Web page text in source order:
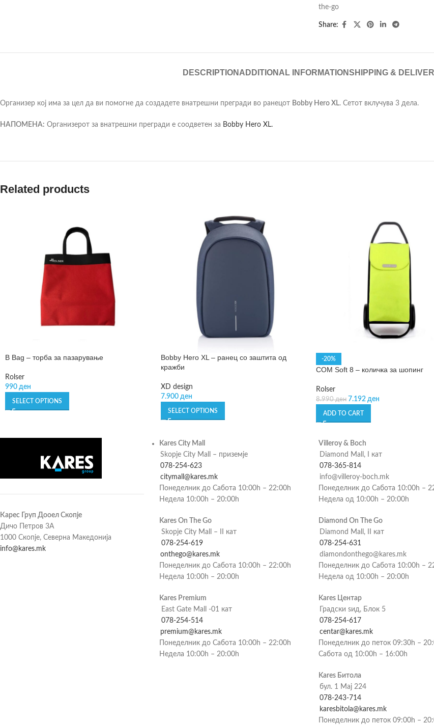
the-go
Share:
DESCRIPTION ADDITIONAL INFORMATIONSHIPPING &
Организер кој има за цел да ви помогне да создадете внатрешни прегради во ранецот Bobby Hero XL. Сетот вклучува 3 дела.
НАПОМЕНА: Организерот за внатрешни прегради е соодветен за Bobby Hero XL.
Related products
B Bag – торба за пазарување
Rolser
990 ден
SELECT OPTIONS
Bobby Hero XL – ранец со заштита од
кражби
XD design
7.900 ден
SELECT OPTIONS
-20%
COM Soft 8 – количка за шопинг
Rolser
8.990ден 7.192 ден
ADD TO CART
Карес Груп Дооел Скопје
Дичо Петров 3А
1000 Скопје, Северна Македонија
info@kares.mk
Kares City Mall
Skopje City Mall – приземје
078-254-623
citymall@kares.mk
Понеделник до Сабота 10:00h – 22:00h
Недела 10:00h – 20:00h
Kares On The Go
Skopje City Mall – II кат
078-254-619
onthego@kares.mk
Понеделник до Сабота 10:00h – 22:00h
Недела 10:00h – 20:00h
Kares Premium
East Gate Mall -01 кат
078-254-514
premium@kares.mk
Понеделник до Сабота 10:00h – 22:00h
Недела 10:00h – 20:00h
Villeroy & Boch
Diamond Mall, I кат
078-365-814
info@villeroy-boch.mk
Понеделник до Сабота 10:00h –
Недела од 10:00h – 20:00h
Diamond On The Go
Diamond Mall, II кат
078-254-631
diamondonthego@kares.mk
Понеделник до Сабота 10:00h –
Недела од 10:00h – 20:00h
Kares Центар
Градски ѕид, Блок 5
078-254-617
centar@kares.mk
Понеделник до петок 09:30h –
Сабота од 10:00h – 16:00h
Kares Битола
бул. 1 Мај 224
078-243-714
karesbitola@kares.mk
Понеделник до петок 09:00h –